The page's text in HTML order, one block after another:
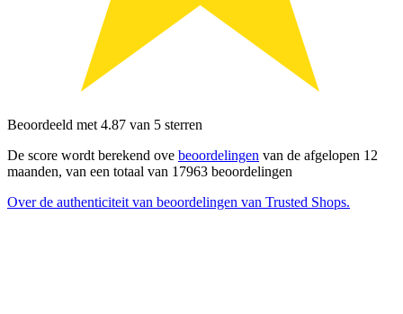
Beoordeeld met 4.87 van 5 sterren
De score wordt berekend ove beoordelingen van de afgelopen 12
maanden, van een totaal van 17963 beoordelingen
Over de authenticiteit van beoordelingen van Trusted Shops.